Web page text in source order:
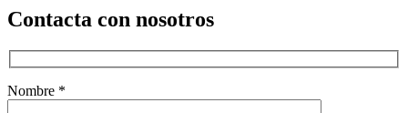
Contacta con nosotros
Nombre *